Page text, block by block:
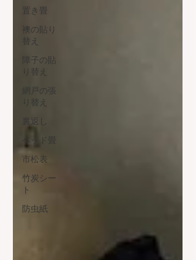
置き畳
襖の貼り
替え
障子の貼
り替え
網戸の張
り替え
裏返し
ベッド畳
市松表
竹炭シー
ト
防虫紙